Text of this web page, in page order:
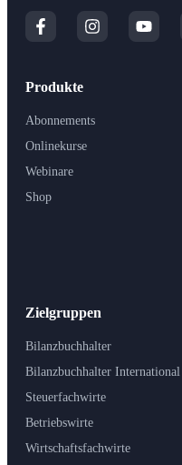
Produkte
Abonnements
Onlinekurse
Webinare
Shop
Zielgruppen
Bilanzbuchhalter
Bilanzbuchhalter International
Steuerfachwirte
Betriebswirte
Wirtschaftsfachwirte